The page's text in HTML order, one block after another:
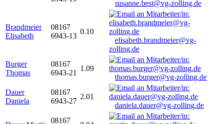
susanne.best@vg-zolling.de
Brandmeier
Elisabeth
08167
6943-13
0.10
elisabeth.brandmeier@vg-
zolling.de
Burger
Thomas
08167
6943-21
1.09
thomas.burger@vg-zolling.de
Dauer
Daniela
08167
6943-27
2.01
daniela.dauer@vg-zolling.de
08167